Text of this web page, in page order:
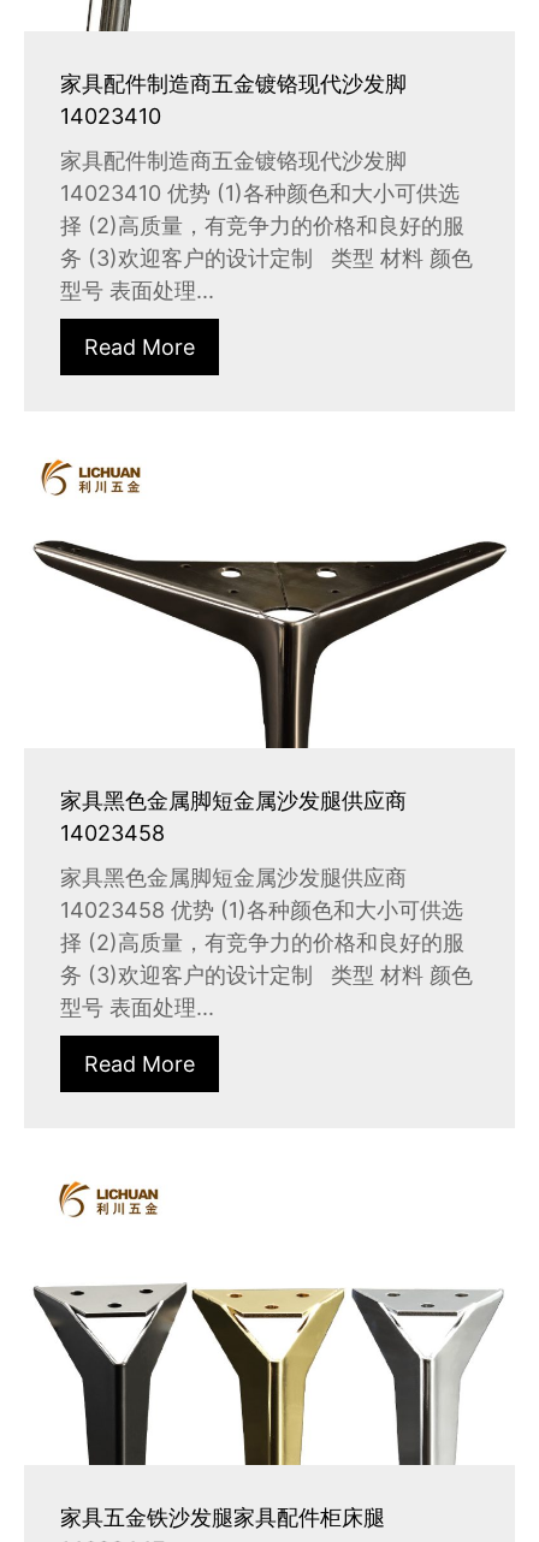
家具配件制造商五金镀铬现代沙发脚
14023410
家具配件制造商五金镀铬现代沙发脚
14023410 优势 (1)各种颜色和大小可供选
择 (2)高质量，有竞争力的价格和良好的服
务 (3)欢迎客户的设计定制 类型 材料 颜色
型号 表面处理...
Read More
家具黑色金属脚短金属沙发腿供应商
14023458
家具黑色金属脚短金属沙发腿供应商
14023458 优势 (1)各种颜色和大小可供选
择 (2)高质量，有竞争力的价格和良好的服
务 (3)欢迎客户的设计定制 类型 材料 颜色
型号 表面处理...
Read More
家具五金铁沙发腿家具配件柜床腿